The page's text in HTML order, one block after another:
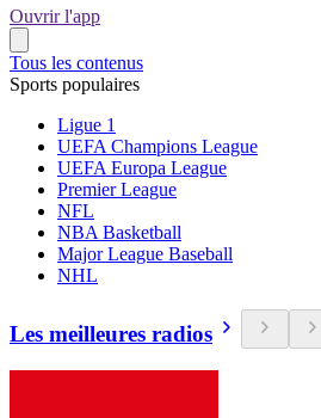
Ouvrir l'app
Tous les contenus
Sports populaires
Ligue 1
UEFA Champions League
UEFA Europa League
Premier League
NFL
NBA Basketball
Major League Baseball
NHL
Les meilleures radios